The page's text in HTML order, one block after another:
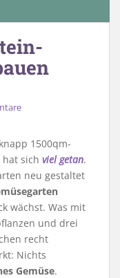
1500qm-
sich viel getan.
neu gestaltet
wächst. Was mit
und drei
recht
Nichts
Gemüse.